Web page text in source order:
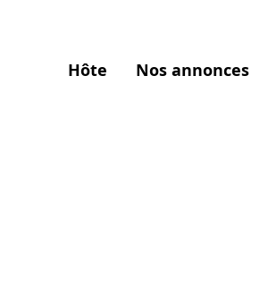
Hôte Nos annonces